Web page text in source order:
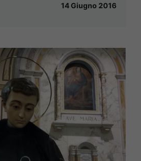
14 Giugno 2016